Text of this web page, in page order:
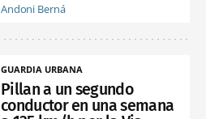
Andoni Berná
GUARDIA URBANA
Pillan a un segundo
conductor en una semana